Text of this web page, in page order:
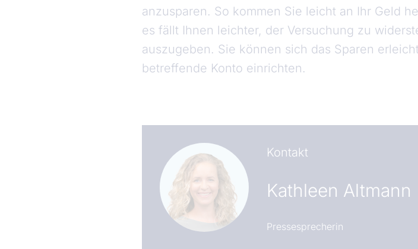
anzusparen. So kommen Sie leicht an Ihr Geld
es fällt Ihnen leichter, der Versuchung zu
auszugeben. Sie können sich das Sparen
betreffende Konto einrichten.
Kontakt
Kathleen Altmann
Pressesprecherin